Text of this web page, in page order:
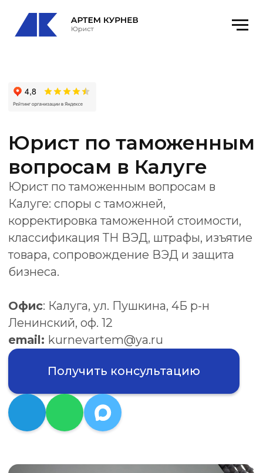
Юрист по таможенным
Калуге: споры с таможней,
классификация ТН ВЭД, штрафы, изъятие
товара, сопровождение ВЭД и защита
бизнеса.
Офис: Калуга, ул. Пушкина, 4Б р-н
Ленинский, оф. 12
email:kurnevartem@ya.ru